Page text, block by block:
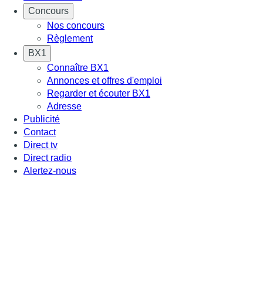
Concours
Nos concours
Règlement
BX1
Connaître BX1
Annonces et offres d'emploi
Regarder et écouter BX1
Adresse
Publicité
Contact
Direct tv
Direct radio
Alertez-nous